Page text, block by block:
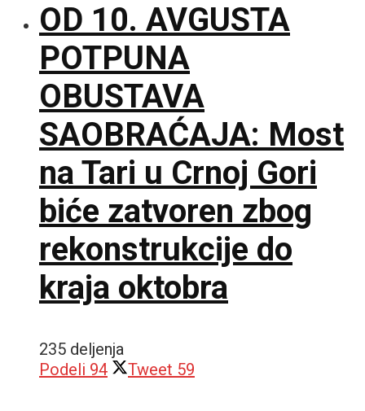
OD 10. AVGUSTA
POTPUNA
OBUSTAVA
SAOBRAĆAJA: Most
na Tari u Crnoj Gori
biće zatvoren zbog
rekonstrukcije do
kraja oktobra
235 deljenja
Podeli 94 Tweet 59